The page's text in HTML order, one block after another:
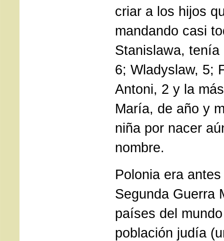
criar a los hijos
mandando casi
Stanislawa,
6; Wladyslaw, 5;
Antoni, 2 y la
María, de año y
niña por nacer
nombre.
Polonia era
Segunda Guerra
países del
población judía